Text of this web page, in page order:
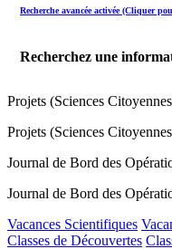
Recherche avancée activée (Cliquer
Recherchez une
Projets (Sciences
Projets (Sciences
Journal de Bord des
Journal de Bord des
Vacances Scientifiques
Classes de Découvertes